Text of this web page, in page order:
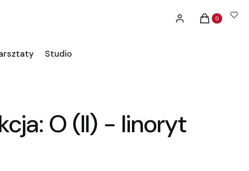
Zaloguj sięProdukty w
Koszyk
Studio
O (II) - linoryt